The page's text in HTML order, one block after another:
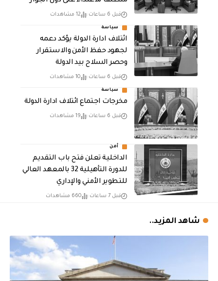
قبل 6 ساعات 12 مشاهدات
سياسة
ائتلاف ادارة الدولة يؤكد دعمه
لجهود حفظ الأمن والاستقرار
وحصر السلاح بيد الدولة
قبل 6 ساعات 10 مشاهدات
سياسة
مخرجات اجتماع ائتلاف ادارة الدولة
قبل 6 ساعات 19 مشاهدات
أمن
الداخلية تعلن فتح باب التقديم
للدورة التأهيلية 32 بالمعهد العالي
للتطوير الأمني والإداري
قبل 7 ساعات 660 مشاهدات
شاهد المزيد..